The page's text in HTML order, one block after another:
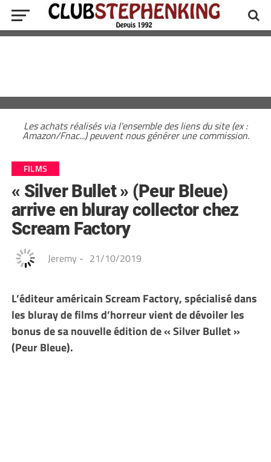
Les achats réalisés via l'ensemble des liens du site (ex :
Amazon/Fnac...) peuvent nous générer une commission.
FILMS
« Silver Bullet » (Peur Bleue)
arrive en bluray collector chez
Scream Factory
Jeremy - 21/10/2019
L’éditeur américain Scream Factory, spécialisé dans
les bluray de films d’horreur vient de dévoiler les
bonus de sa nouvelle édition de « Silver Bullet »
(Peur Bleue).